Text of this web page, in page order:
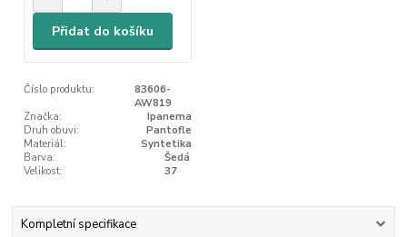
Přidat do košíku
Číslo produktu:
83606-
AW819
Značka:
Ipanema
Druh obuvi:
Pantofle
Materiál:
Syntetika
Barva:
Šedá
Velikost:
37
Kompletní specifikace